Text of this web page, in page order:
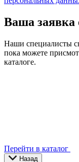
Ваша заявка
Наши специалисты
пока можете
каталоге.
Перейти в каталог
Назад